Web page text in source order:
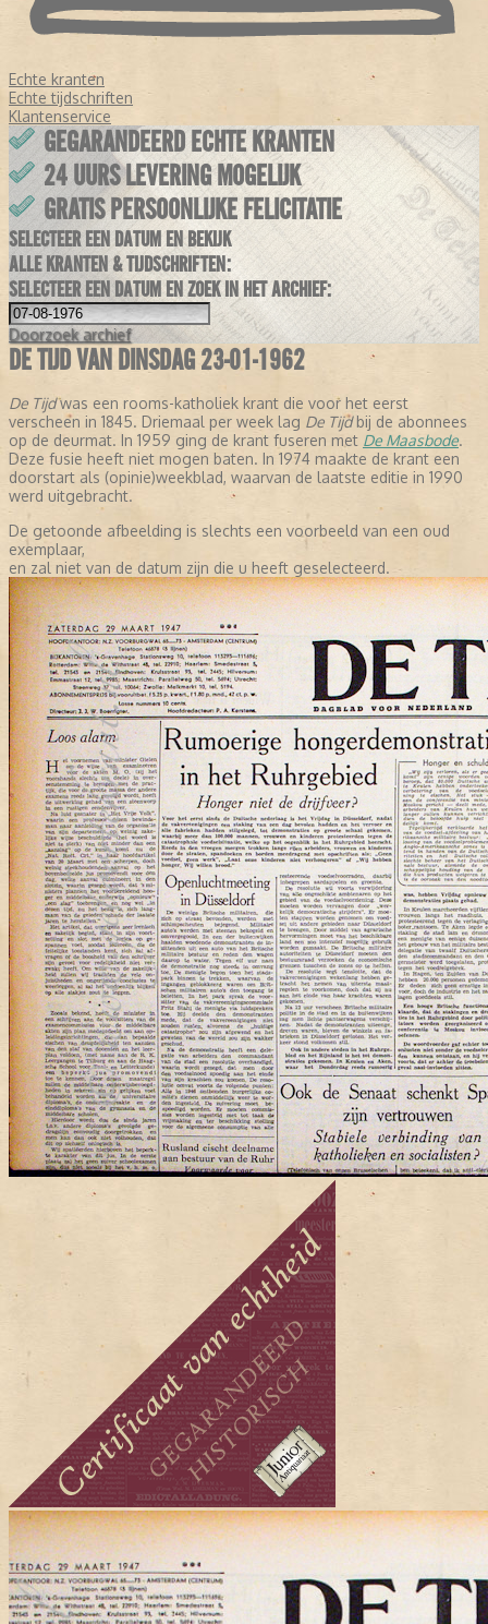
Echte kranten
Echte tijdschriften
Klantenservice
GEGARANDEERD ECHTE KRANTEN
24 UURS LEVERING MOGELIJK
GRATIS PERSOONLIJKE FELICITATIE
SELECTEER EEN DATUM EN BEKIJK
ALLE KRANTEN & TIJDSCHRIFTEN:
SELECTEER EEN DATUM EN ZOEK IN HET ARCHIEF:
Doorzoek archief
DE TIJD VAN DINSDAG 23-01-1962
De Tijdwas een rooms-katholiek krant die voor het eerst
verscheen in 1845. Driemaal per week lag De Tijdbij de abonnees
op de deurmat. In 1959 ging de krant fuseren met De Maasbode.
Deze fusie heeft niet mogen baten. In 1974 maakte de krant een
doorstart als (opinie)weekblad, waarvan de laatste editie in 1990
werd uitgebracht.
De getoonde afbeelding is slechts een voorbeeld van een oud
exemplaar,
en zal niet van de datum zijn die u heeft geselecteerd.